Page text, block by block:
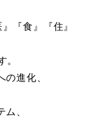
『食』『住』
。
の進化、
ム、